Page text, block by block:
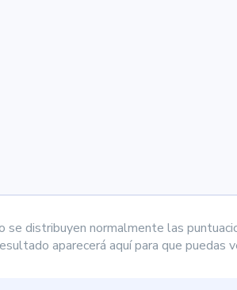
se distribuyen normalmente las
aparecerá aquí para que puedas